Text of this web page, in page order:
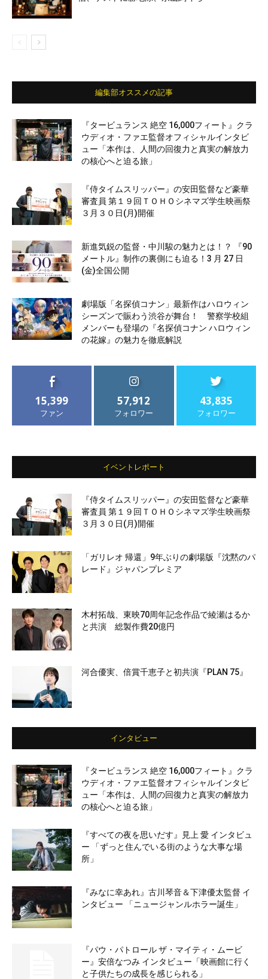
編集部オススメの記事
『タービュランス 絶空 16,000フィート』クラ
ウディオ・ファエ監督オフィシャルインタビ
ュー「本作は、人間の回復力と真実の解放力
の核心へと迫る旅」
『侍タイムスリッパー』の安田監督など豪華
審査員 第１９回ＴＯＨＯシネマズ学生映画祭
３月３０日(月)開催
新進気鋭の監督・中川駿の魅力とは！？ 『90
メートル』制作の裏側にも迫る！3 月 27 日
(金)全国公開
劇場版「名探偵コナン」最新作はハロウィン
シーズンで賑わう渋谷が舞台！ 警察学校組
メンバーも登場の『名探偵コナン ハロウィン
の花嫁』の魅力を徹底解説
15,399
ファン
57,912
フォロワー
43,835
フォロワー
イベントレポート
『侍タイムスリッパー』の安田監督など豪華
審査員 第１９回ＴＯＨＯシネマズ学生映画祭
３月３０日(月)開催
「ガリレオ 帰還」9年ぶりの劇場版『沈黙のパ
レード』ジャパンプレミア
木村拓哉、東映70周年記念作品で綾瀬はるか
と共演 総製作費20億円
河合優実、倍賞千恵子と初共演『PLAN 75』
インタビュー
『タービュランス 絶空 16,000フィート』クラ
ウディオ・ファエ監督オフィシャルインタビ
ュー「本作は、人間の回復力と真実の解放力
の核心へと迫る旅」
『すべての夜を思いだす』見上 愛 インタビュ
ー 「ずっと住んでいる街のような大事な場
所」
『みなに幸あれ』古川琴音＆下津優太監督 イ
ンタビュー 「ニュージャンルホラー誕生」
『パウ・パトロール ザ・マイティ・ムービ
ー』安倍なつみ インタビュー「映画館に行く
と子供たちの成長を感じられる」